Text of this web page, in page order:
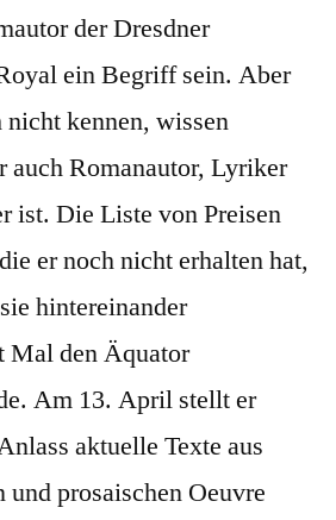
der Dresdner
ein Begriff sein. Aber
kennen, wissen
auch Romanautor, Lyriker
ist. Die Liste von Preisen
er noch nicht erhalten hat,
hintereinander
Mal den Äquator
Am 13. April stellt er
aktuelle Texte aus
und prosaischen Oeuvre